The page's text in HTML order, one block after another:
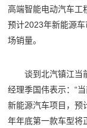
高端智能电动汽车工
预计2023年新能源
场销量。
谈到北汽镇江当
经理季国伟表示：“
新能源汽车项目，预
年年底第一款车型将